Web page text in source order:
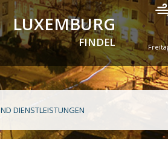
LUXEMBURG
FINDEL
DIENSTLEISTUNGEN